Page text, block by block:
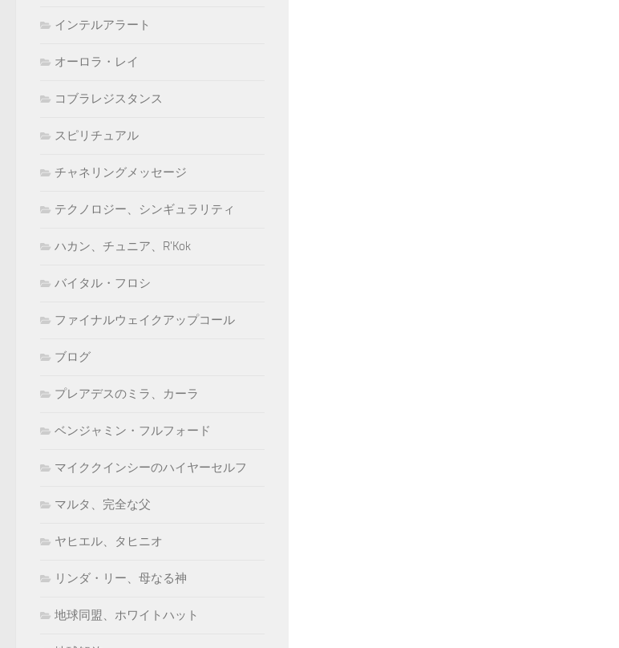
インテルアラート
オーロラ・レイ
コブラレジスタンス
スピリチュアル
チャネリングメッセージ
テクノロジー、シンギュラリティ
ハカン、チュニア、R'Kok
バイタル・フロシ
ファイナルウェイクアップコール
ブログ
プレアデスのミラ、カーラ
ベンジャミン・フルフォード
マイククインシーのハイヤーセルフ
マルタ、完全な父
ヤヒエル、タヒニオ
リンダ・リー、母なる神
地球同盟、ホワイトハット